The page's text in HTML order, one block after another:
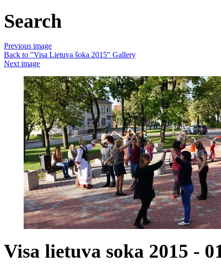
Search
Previous image
Back to "Visa Lietuva šoka 2015" Gallery
Next image
Visa lietuva soka 2015 -